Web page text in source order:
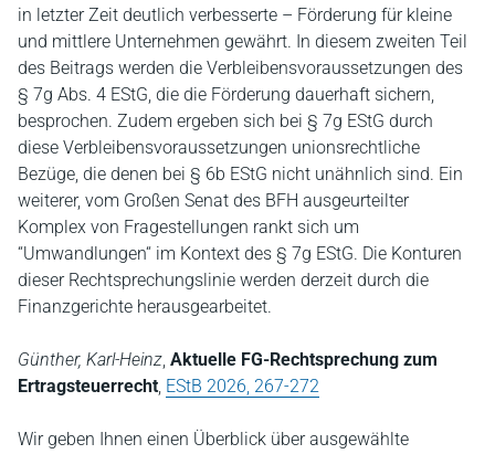
in letzter Zeit deutlich verbesserte – Förderung für kleine
und mittlere Unternehmen gewährt. In diesem zweiten Teil
des Beitrags werden die Verbleibensvoraussetzungen des
§ 7g Abs. 4 EStG, die die Förderung dauerhaft sichern,
besprochen. Zudem ergeben sich bei § 7g EStG durch
diese Verbleibensvoraussetzungen unionsrechtliche
Bezüge, die denen bei § 6b EStG nicht unähnlich sind. Ein
weiterer, vom Großen Senat des BFH ausgeurteilter
Komplex von Fragestellungen rankt sich um
“Umwandlungen“ im Kontext des § 7g EStG. Die Konturen
dieser Rechtsprechungslinie werden derzeit durch die
Finanzgerichte herausgearbeitet.
Günther, Karl-Heinz, Aktuelle FG-Rechtsprechung zum
Ertragsteuerrecht, EStB 2026, 267-272
Wir geben Ihnen einen Überblick über ausgewählte